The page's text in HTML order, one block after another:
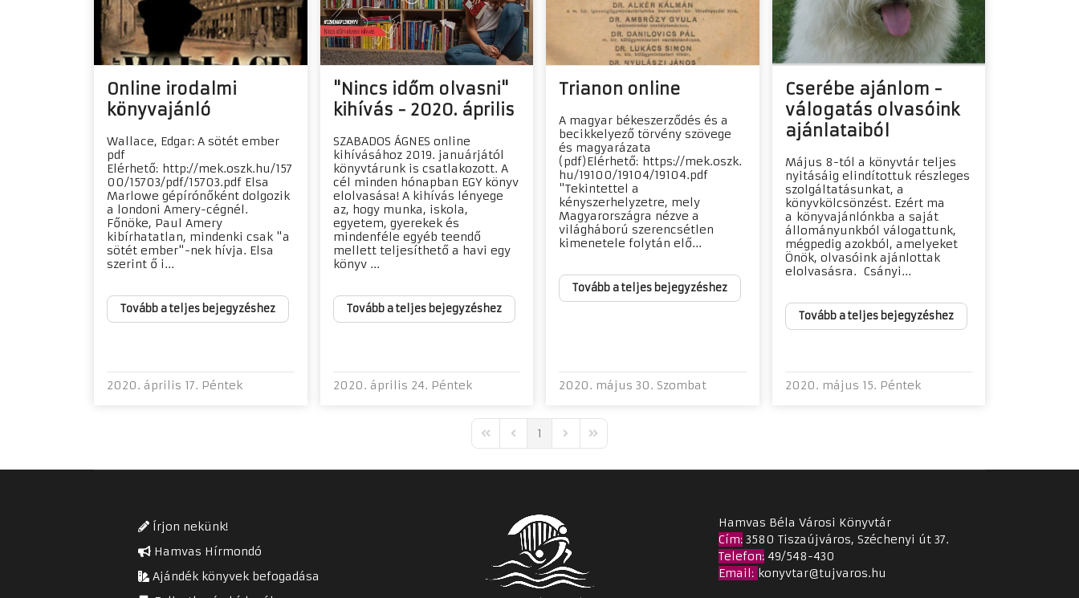
Online irodalmi
könyvajánló
Wallace, Edgar: A sötét ember
pdf
Elérhető: http://mek.oszk.hu/157
00/15703/pdf/15703.pdf Elsa
Marlowe gépírónőként dolgozik
a londoni Amery-cégnél.
Főnöke, Paul Amery
kibírhatatlan, mindenki csak "a
sötét ember"-nek hívja. Elsa
szerint ő i...
Tovább a teljes bejegyzéshez
2020. április 17. Péntek
"Nincs időm olvasni"
kihívás - 2020. április
SZABADOS ÁGNES online
kihívásához 2019. januárjától
könyvtárunk is csatlakozott. A
cél minden hónapban EGY könyv
elolvasása! A kihívás lényege
az, hogy munka, iskola,
egyetem, gyerekek és
mindenféle egyéb teendő
mellett teljesíthető a havi egy
könyv ...
Tovább a teljes bejegyzéshez
2020. április 24. Péntek
Trianon online
A magyar békeszerződés és a
becikkelyező törvény szövege
és magyarázata
(pdf)Elérhető: https://mek.oszk.
hu/19100/19104/19104.pdf
"Tekintettel a
kényszerhelyzetre, mely
Magyarországra nézve a
világháború szerencsétlen
kimenetele folytán elő...
Tovább a teljes bejegyzéshez
2020. május 30. Szombat
Cserébe ajánlom -
válogatás olvasóink
ajánlataiból
Május 8-tól a könyvtár teljes
nyitásáig elindítottuk részleges
szolgáltatásunkat, a
könyvkölcsönzést. Ezért ma
a könyvajánlónkba a saját
állományunkból válogattunk,
mégpedig azokból, amelyeket
Önök, olvasóink ajánlottak
elolvasásra. Csányi...
Tovább a teljes bejegyzéshez
2020. május 15. Péntek
First PagePrevious Page
1 Next PageLast Page
Írjon nekünk!
Hamvas Hírmondó
Ajándék könyvek befogadása
Hamvas Béla Városi Könyvtár
Cím:3580 Tiszaújváros, Széchenyi út 37.
Telefon:49/548-430
Email : konyvtar@tujvaros.hu